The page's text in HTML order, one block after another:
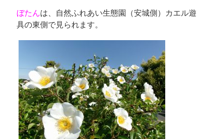
ぼたんは、自然ふれあい生態園（安城側）カエル遊
具の東側で見られます。